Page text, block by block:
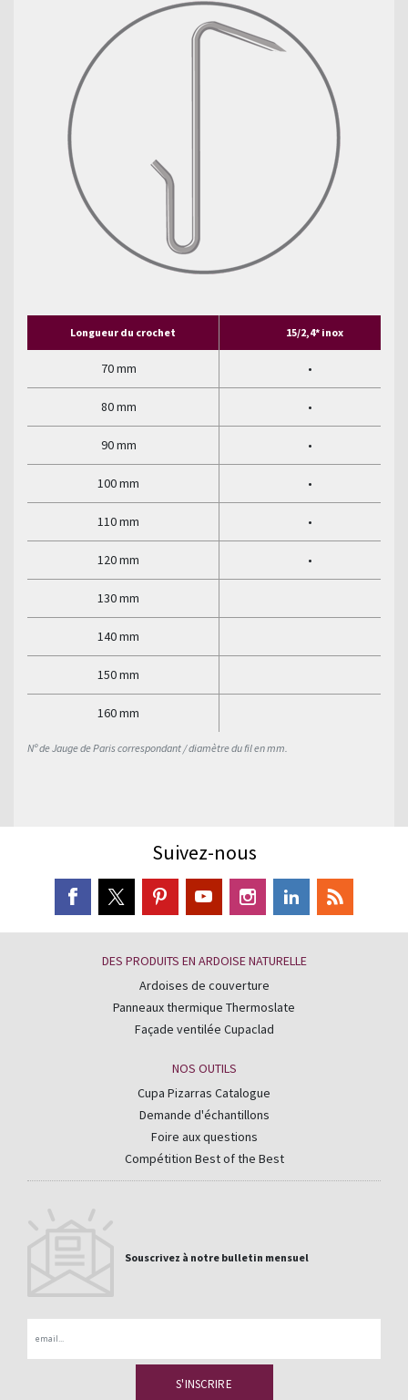
Nº de Jauge de Paris correspondant / diamètre du fil en mm.
Longueur du crochet 15/2,4* inox
70 mm •
80 mm •
90 mm •
100 mm •
110 mm •
120 mm •
130 mm
140 mm
150 mm
160 mm
Suivez-nous
DES PRODUITS EN ARDOISE NATURELLE
Ardoises de couverture
Panneaux thermique Thermoslate
Façade ventilée Cupaclad
NOS OUTILS
Cupa Pizarras Catalogue
Demande d'échantillons
Foire aux questions
Compétition Best of the Best
Souscrivez à notre bulletin mensuel